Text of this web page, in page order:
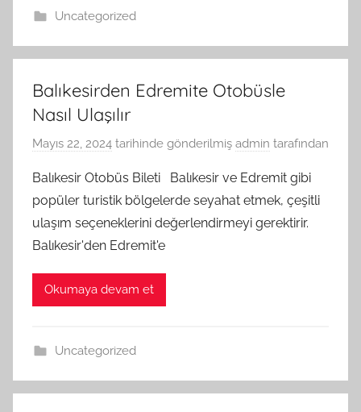
Uncategorized
Balıkesirden Edremite Otobüsle
Nasıl Ulaşılır
Mayıs 22, 2024 tarihinde gönderilmiş admin tarafından
Balıkesir Otobüs Bileti Balıkesir ve Edremit gibi
popüler turistik bölgelerde seyahat etmek, çeşitli
ulaşım seçeneklerini değerlendirmeyi gerektirir.
Balıkesir'den Edremit'e
Okumaya devam et
Uncategorized